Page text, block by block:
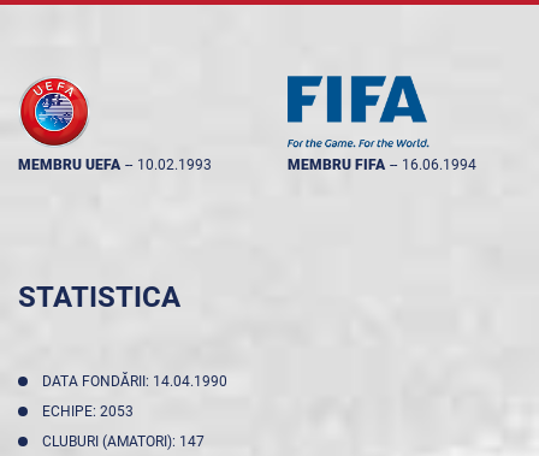
MEMBRU UEFA -- 10.02.1993 MEMBRU FIFA -- 16.06.1994
STATISTICA
DATA FONDĂRII: 14.04.1990
ECHIPE: 2053
CLUBURI (AMATORI): 147